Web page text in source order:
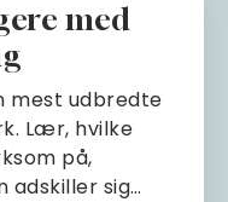
med
mest udbredte
Lær, hvilke
på,
adskiller sig…